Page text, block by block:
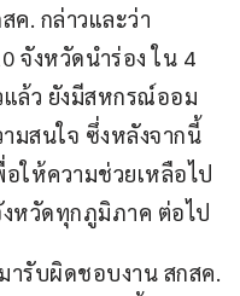
ค. กล่าวและว่า
จังหวัดนำร่อง ใน 4
ล้ว ยังมีสหกรณ์ออม
มสนใจ ซึ่งหลังจากนี้
อให้ความช่วยเหลือไป
หวัดทุกภูมิภาค ต่อไป
ารับผิดชอบงาน สกสค.